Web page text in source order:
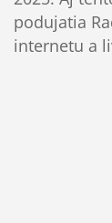
podujatia
internetu a